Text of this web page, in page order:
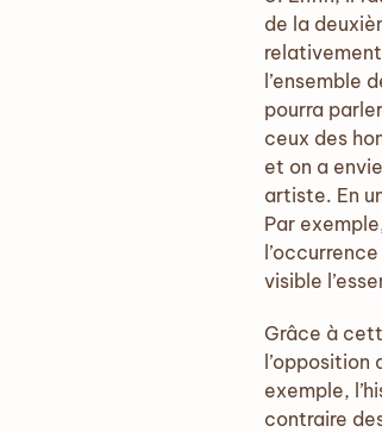
de la
l’ensemble
pourra
ceux des
et on a
artiste. En
Par
visible
Grâce à
l’opposition
exemple,
contraire